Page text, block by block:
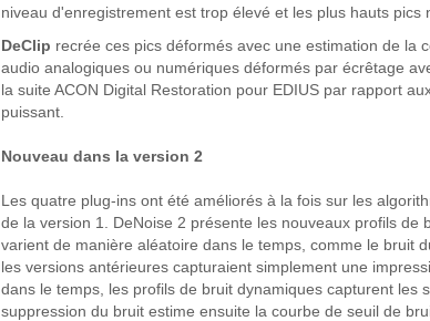
niveau d'enregistrement est trop élevé et les plus hauts
DeClip recrée ces pics déformés avec une estimation de la
audio analogiques ou numériques déformés par écrêtage
la suite ACON Digital Restoration pour EDIUS par rapport
puissant.
Nouveau dans la version 2
Les quatre plug-ins ont été améliorés à la fois sur les
de la version 1. DeNoise 2 présente les nouveaux profils
varient de manière aléatoire dans le temps, comme le bruit
les versions antérieures capturaient simplement une
dans le temps, les profils de bruit dynamiques capturent les
suppression du bruit estime ensuite la courbe de seuil de